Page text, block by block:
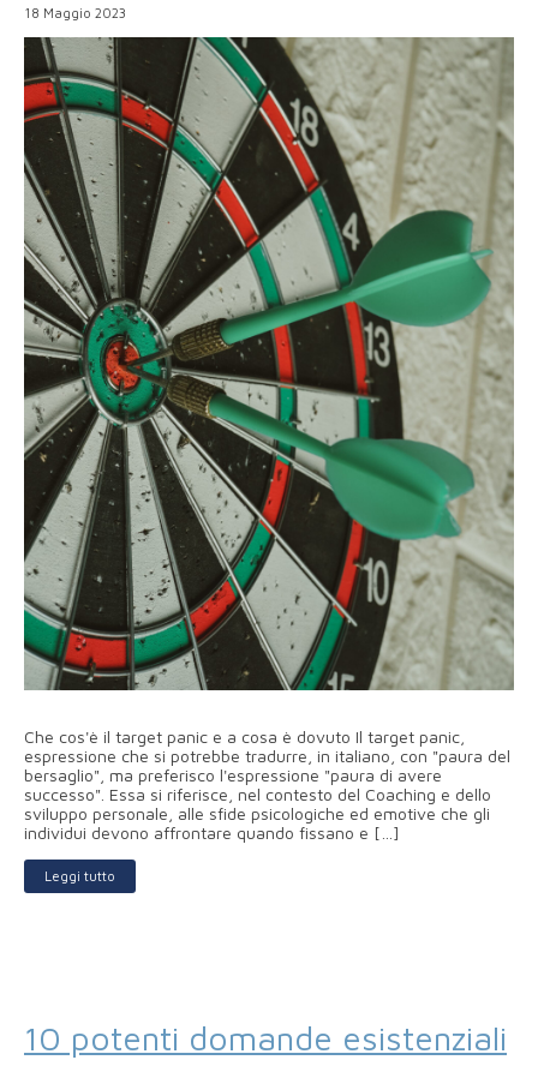
18 Maggio 2023
Che cos'è il target panic e a cosa è dovuto Il target panic,
espressione che si potrebbe tradurre, in italiano, con "paura del
bersaglio", ma preferisco l'espressione "paura di avere
successo". Essa si riferisce, nel contesto del Coaching e dello
sviluppo personale, alle sfide psicologiche ed emotive che gli
individui devono affrontare quando fissano e […]
Leggi tutto
10 potenti domande esistenziali